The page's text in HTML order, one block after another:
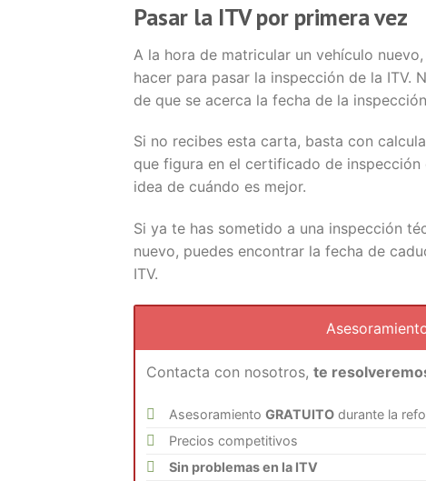
Pasar la ITV por primera vez
A la hora de matricular un vehículo
hacer para pasar la inspección de la ITV.
de que se acerca la fecha de la
Si no recibes esta carta, basta con
que figura en el certificado de
idea de cuándo es mejor.
Si ya te has sometido a una inspección
nuevo, puedes encontrar la fecha de
ITV.
Contacta con nosotros, te
Asesoramiento GRATUITOdurante la
Precios competitivos
Sin problemas en la ITV